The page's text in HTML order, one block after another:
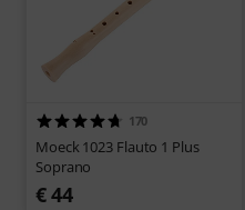
170
Moeck 1023 Flauto 1 Plus
Soprano
€ 44